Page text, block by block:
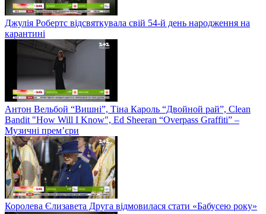
Джулія Робертс відсвяткувала свій 54-й день народження на
карантині
Антон Вельбой “Вишні”, Тіна Кароль “Двойной рай”, Clean
Bandit "How Will I Know", Ed Sheeran “Overpass Graffiti” –
Музичні прем’єри
Королева Єлизавета Друга відмовилася стати «Бабусею року»